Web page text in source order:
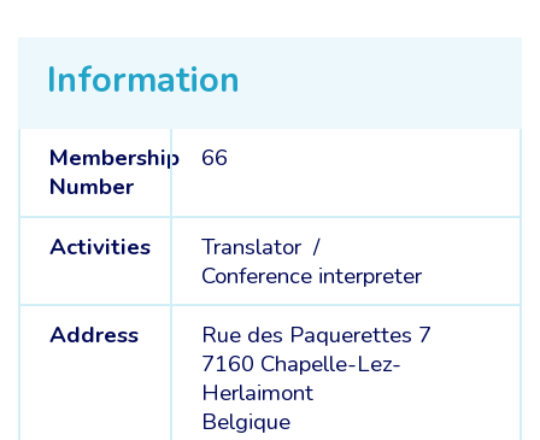
Information
Membership
Number
66
Activities
Translator /
Conference interpreter
Address
Rue des Paquerettes 7
7160 Chapelle-Lez-
Herlaimont
Belgique